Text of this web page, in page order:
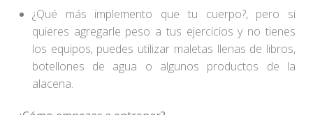
¿Qué más implemento que tu cuerpo?, pero si
quieres agregarle peso a tus ejercicios y no tienes
los equipos, puedes utilizar maletas llenas de libros,
botellones de agua o algunos productos de la
alacena.